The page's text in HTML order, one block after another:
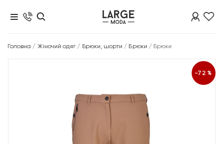
Головна / Жіночий одяг / Брюки, шорти / Брюки / Брюки
-72%